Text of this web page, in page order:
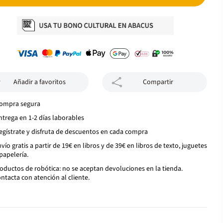
Añadir a favoritos Compartir
segura
en 1-2 días laborables
y disfruta de descuentos en cada compra
gratis a partir de 19€ en libros y de 39€ en libros de texto, juguetes
de robótica: no se aceptan devoluciones en la tienda.
con atención al cliente.